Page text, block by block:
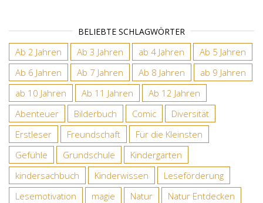
BELIEBTE SCHLAGWÖRTER
Ab 2 Jahren Ab 3 Jahren ab 4 Jahren
Ab 5 Jahren
Ab 6 Jahren
Ab 7 Jahren Ab 8 Jahren
ab 9 Jahren
ab 10 Jahren
Ab 11 Jahren
Ab 12 Jahren
Abenteuer
Bilderbuch Comic
Diversität
Erstleser
Freundschaft
Für die Kleinsten
Gefühle
Grundschule
Kindergarten
kindersachbuch
Kinderwissen
Leseförderung
Lesemotivation
magie Natur
Natur Entdecken